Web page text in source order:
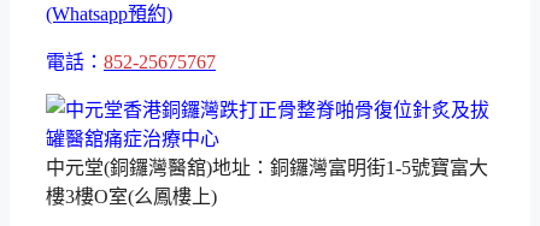
(Whatsapp預約)
電話： 852-25675767
中元堂(銅鑼灣醫舘)地址：銅鑼灣富明街1-5號寶富大
樓3樓O室(么鳳樓上)